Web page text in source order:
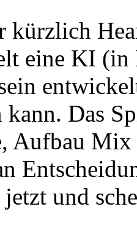
kürzlich
eine KI (in
kann. Das
Aufbau
jetzt und